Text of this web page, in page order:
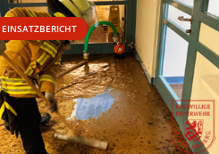
EINSATZBERICHT